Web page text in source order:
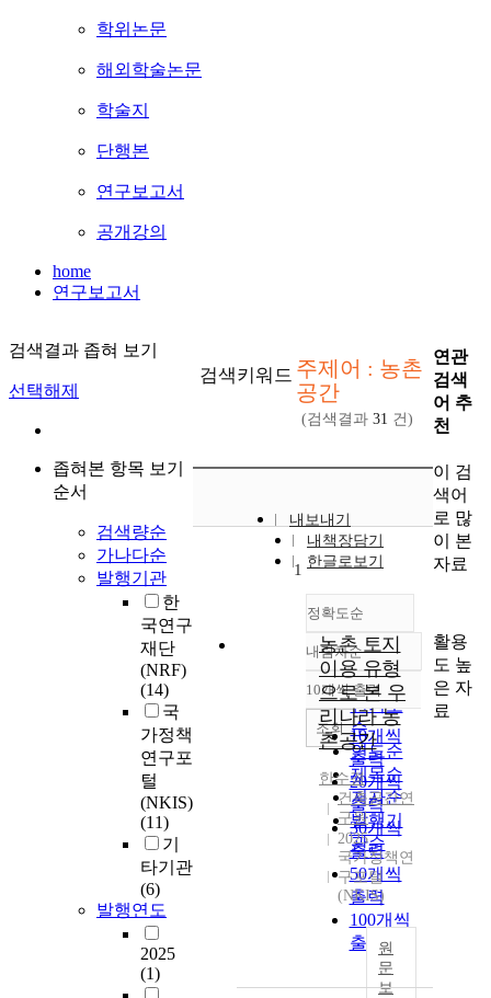
학위논문
해외학술논문
학술지
단행본
연구보고서
공개강의
home
연구보고서
검색결과 좁혀 보기
선택해제
좁혀본 항목 보기
순서
검색량순
가나다순
발행기관
한
국연구
재단
(NRF)
(14)
국
가정책
연구포
털
(NKIS)
(11)
기
타기관
(6)
발행연도
2025
(1)
검색키워드 주제어 : 농촌
공간
(검색결과 31 건)
내보내기
내책장담기
한글로보기
정확도순
정확도
순
인기도
순
연도순
제목순
저자순
발행기
관순
내림차순
내림차순
10개씩 출력
10개씩
출력
20개씩
출력
30개씩
출력
50개씩
출력
100개씩
출력
조회
1
농촌 토지
이용 유형
으로 본 우
리나라 농
촌공간
한수경
건축공간연
구원
2025
국가정책연
구포털
(NKIS)
원
문
보
연관
검색
어 추
천
이 검
색어
로 많
이 본
자료
활용
도 높
은 자
료